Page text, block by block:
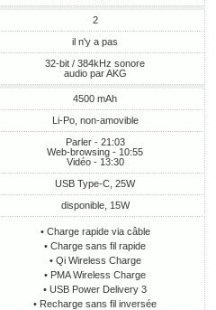
2
il n'y a pas
32-bit / 384kHz sonore
audio par AKG
4500 mAh
Li-Po, non-amovible
Parler - 21:03
Web-browsing - 10:55
Vidéo - 13:30
USB Type-C, 25W
disponible, 15W
• Charge rapide via câble
• Charge sans fil rapide
• Qi Wireless Charge
• PMA Wireless Charge
• USB Power Delivery 3
• Recharge sans fil inversée